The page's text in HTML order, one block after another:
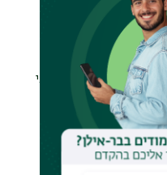
את קולן/ם ולספר את
ואת מה שמעסיק נערים
גיל זה בעיקר בין בני
ובנות נוער לעולם